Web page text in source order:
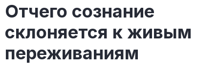
Отчего сознание
склоняется к живым
переживаниям